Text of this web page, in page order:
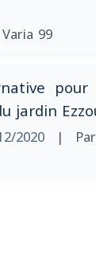
99
jardin
|